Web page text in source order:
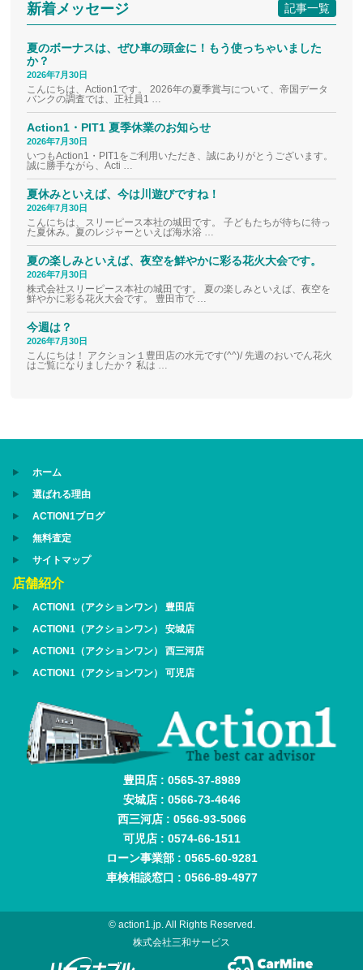
記事一覧
新着メッセージ
夏のボーナスは、ぜひ車の頭金に！もう使っちゃいました
か？
2026年7月30日
こんにちは、Action1です。 2026年の夏季賞与について、帝国データ
バンクの調査では、正社員1 …
Action1・PIT1 夏季休業のお知らせ
2026年7月30日
いつもAction1・PIT1をご利用いただき、誠にありがとうございます。
誠に勝手ながら、Acti …
夏休みといえば、今は川遊びですね！
2026年7月30日
こんにちは、スリーピース本社の城田です。 子どもたちが待ちに待っ
た夏休み。夏のレジャーといえば海水浴 …
夏の楽しみといえば、夜空を鮮やかに彩る花火大会です。
2026年7月30日
株式会社スリーピース本社の城田です。 夏の楽しみといえば、夜空を
鮮やかに彩る花火大会です。 豊田市で …
今週は？
2026年7月30日
こんにちは！ アクション１豊田店の水元です(^^)/ 先週のおいでん花火
はご覧になりましたか？ 私は …
ホーム
選ばれる理由
ACTION1ブログ
無料査定
サイトマップ
店舗紹介
ACTION1（アクションワン） 豊田店
ACTION1（アクションワン） 安城店
ACTION1（アクションワン） 西三河店
ACTION1（アクションワン） 可児店
豊田店 : 0565-37-8989
安城店 : 0566-73-4646
西三河店 : 0566-93-5066
可児店 : 0574-66-1511
ローン事業部 : 0565-60-9281
車検相談窓口 : 0566-89-4977
© action1.jp. All Rights Reserved.
株式会社三和サービス